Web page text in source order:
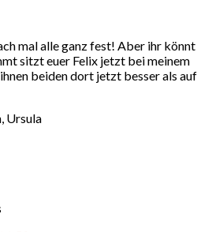
mal alle ganz fest! Aber ihr könnt
sitzt euer Felix jetzt bei meinem
beiden dort jetzt besser als auf
Ursula